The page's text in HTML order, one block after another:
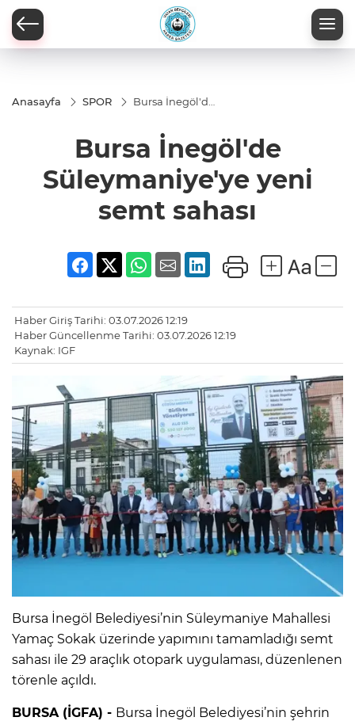
Anasayfa SPOR
Bursa İnegöl'de
sahası
Bursa İnegöl'de
Süleymaniye'ye yeni
semt sahası
Haber Giriş Tarihi: 03.07.2026 12:19
Haber Güncellenme Tarihi: 03.07.2026 12:19
Kaynak: IGF
Bursa İnegöl Belediyesi’nin Süleymaniye Mahallesi
Yamaç Sokak üzerinde yapımını tamamladığı semt
sahası ile 29 araçlık otopark uygulaması, düzenlenen
törenle açıldı.
BURSA (İGFA) - Bursa İnegöl Belediyesi’nin şehrin